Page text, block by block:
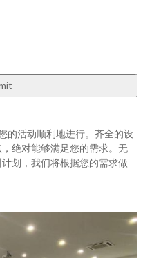
的活动顺利地进行。齐全的设
绝对能够满足您的需求。无
划，我们将根据您的需求做